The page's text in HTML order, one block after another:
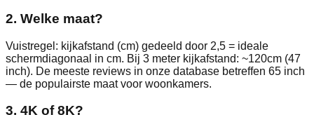
2. Welke maat?
Vuistregel: kijkafstand (cm) gedeeld door 2,5 = ideale
schermdiagonaal in cm. Bij 3 meter kijkafstand: ~120cm (47
inch). De meeste reviews in onze database betreffen 65 inch
— de populairste maat voor woonkamers.
3. 4K of 8K?